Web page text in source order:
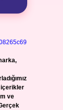
içerikler
ve